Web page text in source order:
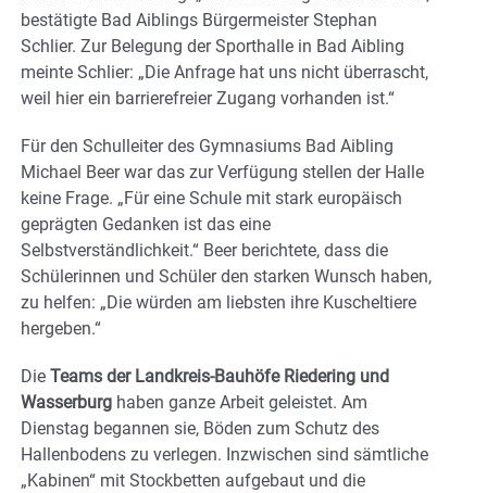
bestätigte Bad Aiblings Bürgermeister Stephan
Schlier. Zur Belegung der Sporthalle in Bad Aibling
meinte Schlier: „Die Anfrage hat uns nicht überrascht,
weil hier ein barrierefreier Zugang vorhanden ist.“
Für den Schulleiter des Gymnasiums Bad Aibling
Michael Beer war das zur Verfügung stellen der Halle
keine Frage. „Für eine Schule mit stark europäisch
geprägten Gedanken ist das eine
Selbstverständlichkeit.“ Beer berichtete, dass die
Schülerinnen und Schüler den starken Wunsch haben,
zu helfen: „Die würden am liebsten ihre Kuscheltiere
hergeben.“
Die Teams der Landkreis-Bauhöfe Riedering und
Wasserburg haben ganze Arbeit geleistet. Am
Dienstag begannen sie, Böden zum Schutz des
Hallenbodens zu verlegen. Inzwischen sind sämtliche
„Kabinen“ mit Stockbetten aufgebaut und die